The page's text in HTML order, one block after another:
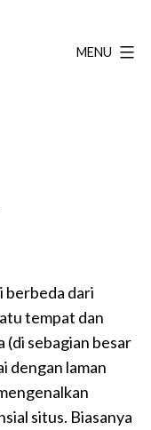
MENU
berbeda dari
tempat dan
(di sebagian besar
dengan laman
situs. Biasanya